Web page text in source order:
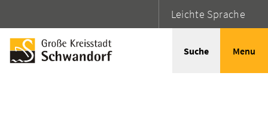
Leichte Sprache
Suche Menu